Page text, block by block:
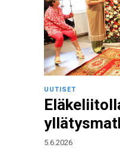
UUTISET
5.6.2026